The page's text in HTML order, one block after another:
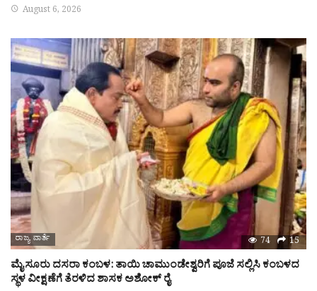
August 6, 2026
ರಾಜ್ಯ ವಾರ್ತೆ 74 15
ಮೈಸೂರು ದಸರಾ ಕಂಬಳ: ತಾಯಿ ಚಾಮುಂಡೇಶ್ವರಿಗೆ ಪೂಜೆ ಸಲ್ಲಿಸಿ ಕಂಬಳದ
ಸ್ಥಳ ವೀಕ್ಷಣೆಗೆ ತೆರಳಿದ ಶಾಸಕ ಅಶೋಕ್ ರೈ